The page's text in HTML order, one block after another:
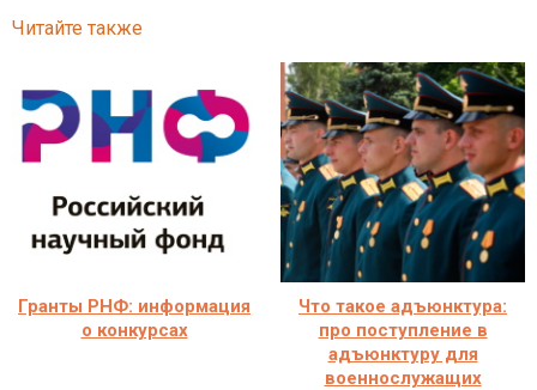
Читайте также
Гранты РНФ: информация
о конкурсах
Что такое адъюнктура:
про поступление в
адъюнктуру для
военнослужащих